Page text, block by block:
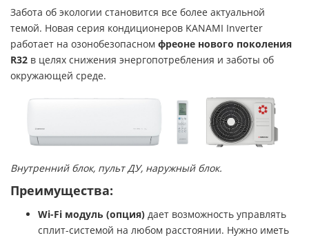
Забота об экологии становится все более актуальной
темой. Новая серия кондиционеров KANAMI Inverter
работает на озонобезопасном фреоне нового поколения
R32 в целях снижения энергопотребления и заботы об
окружающей среде.
Внутренний блок, пульт ДУ, наружный блок.
Преимущества:
Wi-Fi модуль (опция) дает возможность управлять
сплит-системой на любом расстоянии. Нужно иметь